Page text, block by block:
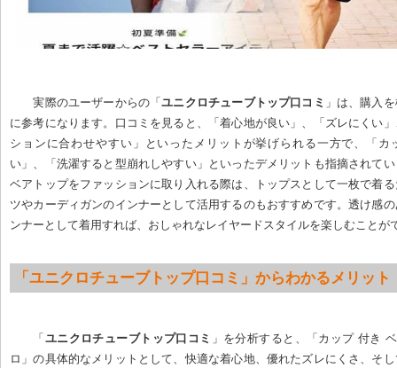
実際のユーザーからの「ユニクロチューブトップ口コミ 」は、購入
に参考になります。口コミを見ると、「着心地が良い」、「ズレにくい
ションに合わせやすい」といったメリットが挙げられる一方で、「カ
い」、「洗濯すると型崩れしやすい」といったデメリットも指摘されて
ベアトップをファッションに取り入れる際は、トップスとして一枚で着
ツやカーディガンのインナーとして活用するのもおすすめです。透け感
ンナーとして着用すれば、おしゃれなレイヤードスタイルを楽しむことが
「ユニクロチューブトップ口コミ」からわかるメリッ
「 ユニクロチューブトップ口コミ 」を分析すると、「カップ 付き
ロ」の具体的なメリットとして、快適な着心地、優れたズレにくさ、そ